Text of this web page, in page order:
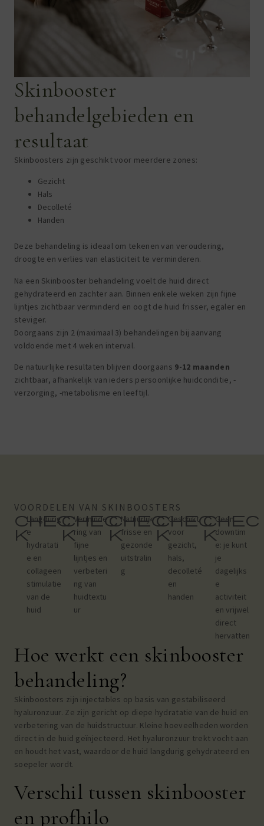
Skinbooster
behandelgebieden en
resultaat
Skinboosters zijn geschikt voor meerdere zones:
Gezicht
Hals
Decolleté
Handen
Deze behandeling is ideaal om tekenen van veroudering,
droogte en verlies van elasticiteit te verminderen.
Na een Skinbooster behandeling voelt de huid direct
gehydrateerd en zachter aan. Binnen enkele weken zijn fijne
lijntjes zichtbaar verminderd en oogt de huid frisser, egaler en
steviger.
Doorgaans zijn 2 (maximaal 3) behandelingen bij aanvang
voldoende met 4 weken interval.
De natuurlijke resultaten blijven doorgaans 9-12 maanden
zichtbaar, afhankelijk van ieders persoonlijke huidconditie, -
verzorging, -metabolisme en leeftijl.
VOORDELEN VAN SKINBOOSTERS
chec
k
Langdurig
e
hydratati
e en
collageen
stimulatie
van de
huid
chec
k
Verminde
ring van
fijne
lijntjes en
verbeteri
ng van
huidtextu
ur
chec
k
Natuurlijk
frisse en
gezonde
uitstralin
g
chec
k
Geschikt
voor
gezicht,
hals,
decolleté
en
handen
chec
k
Geen
downtim
e: je kunt
je
dagelijks
e
activiteit
en vrijwel
direct
hervatten
Hoe werkt een skinbooster
behandeling?
Skinboosters zijn injectables op basis van gestabiliseerd
hyaluronzuur. Ze zijn gericht op diepe hydratatie van de huid en
verbetering van de huidstructuur. Kleine hoeveelheden worden
direct in de huid geïnjecteerd. Het hyaluronzuur trekt vocht aan
en houdt het vast, waardoor de huid langdurig gehydrateerd en
soepeler wordt.
Verschil tussen skinbooster
en profhilo